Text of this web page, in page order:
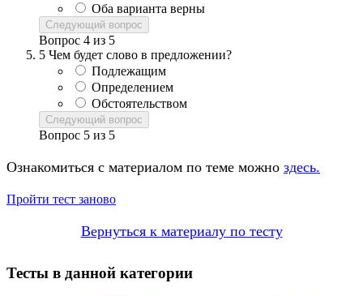
Оба варианта верны
Следующий вопрос
Вопрос 4 из 5
5 Чем будет слово в предложении?
Подлежащим
Определением
Обстоятельством
Следующий вопрос
Вопрос 5 из 5
Ознакомиться с материалом по теме можно здесь.
Пройти тест заново
Вернуться к материалу по тесту
Тесты в данной категории